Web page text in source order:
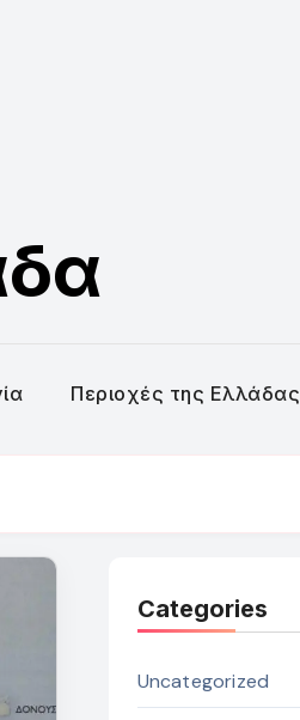
Περιοχές της Ελλάδας
Categories
Uncategorized